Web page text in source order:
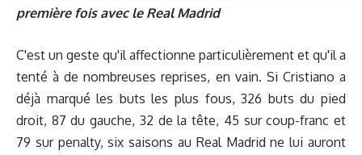
première fois avec le Real Madrid
C'est un geste qu'il affectionne particulièrement et qu'il a
tenté à de nombreuses reprises, en vain. Si Cristiano a
déjà marqué les buts les plus fous, 326 buts du pied
droit, 87 du gauche, 32 de la tête, 45 sur coup-franc et
79 sur penalty, six saisons au Real Madrid ne lui auront